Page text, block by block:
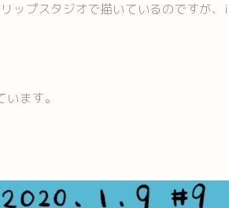
ップスタジオで描いているのですが
ます。